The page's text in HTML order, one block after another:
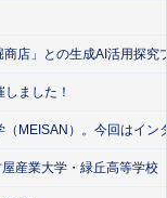
店」との生成AI活用探究
ました！
MEISAN）。今回はイ
屋産業大学・緑丘高等学